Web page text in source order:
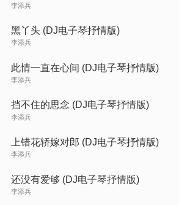
李添兵
黑丫头 (DJ电子琴抒情版)
李添兵
此情一直在心间 (DJ电子琴抒情版)
李添兵
挡不住的思念 (DJ电子琴抒情版)
李添兵
上错花轿嫁对郎 (DJ电子琴抒情版)
李添兵
还没有爱够 (DJ电子琴抒情版)
李添兵